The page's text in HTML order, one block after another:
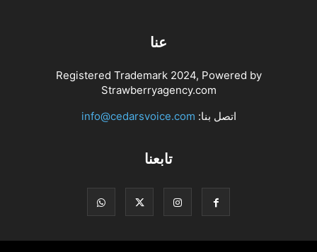
عنا
Registered Trademark 2024, Powered by
Strawberryagency.com
اتصل بنا: info@cedarsvoice.com
تابعنا